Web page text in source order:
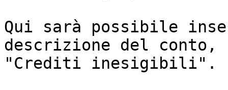
Qui sarà possibile
descrizione del conto,
"Crediti inesigibili".